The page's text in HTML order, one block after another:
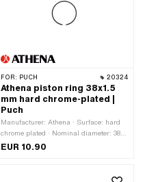
FOR: PUCH 20324
Athena piston ring 38x1.5
mm hard chrome-plated |
Puch
Manufacturer: Athena · Surface: hard
chrome plated · Nominal diameter: 38
mm · Piston ring impact: Internal fuse
EUR 10.90